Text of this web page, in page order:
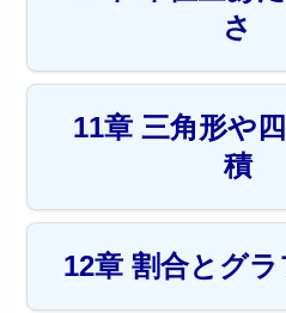
さ
11章 三角形や
積
12章 割合とグラ